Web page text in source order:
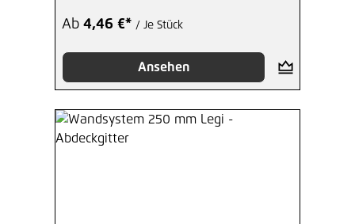
Ab 4,46 €* / Je Stück
Ansehen